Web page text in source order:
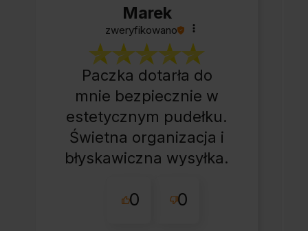
Marek
zweryfikowano
Paczka dotarła do
mnie bezpiecznie w
estetycznym pudełku.
Świetna organizacja i
błyskawiczna wysyłka.
sklepu nie pierwszy
0 0